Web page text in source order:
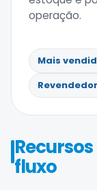
operação.
Mais
fluxo